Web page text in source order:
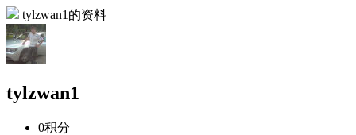
tylzwan1的资料
tylzwan1
0积分